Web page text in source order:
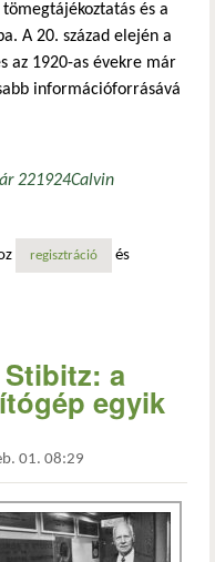
és a
A 20. század elején a
az 1920-as évekre már
információforrásává
221924Calvin
– calvin coolidge történelmi
regisztráció és
a
egyik
01. 08:29